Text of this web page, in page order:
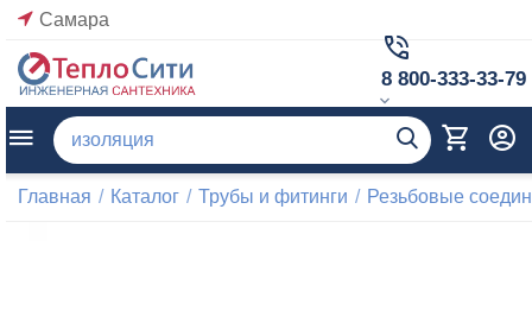
Самара
8 800-333-33-79
Главная / Каталог / Трубы и фитинги / Резьбовые